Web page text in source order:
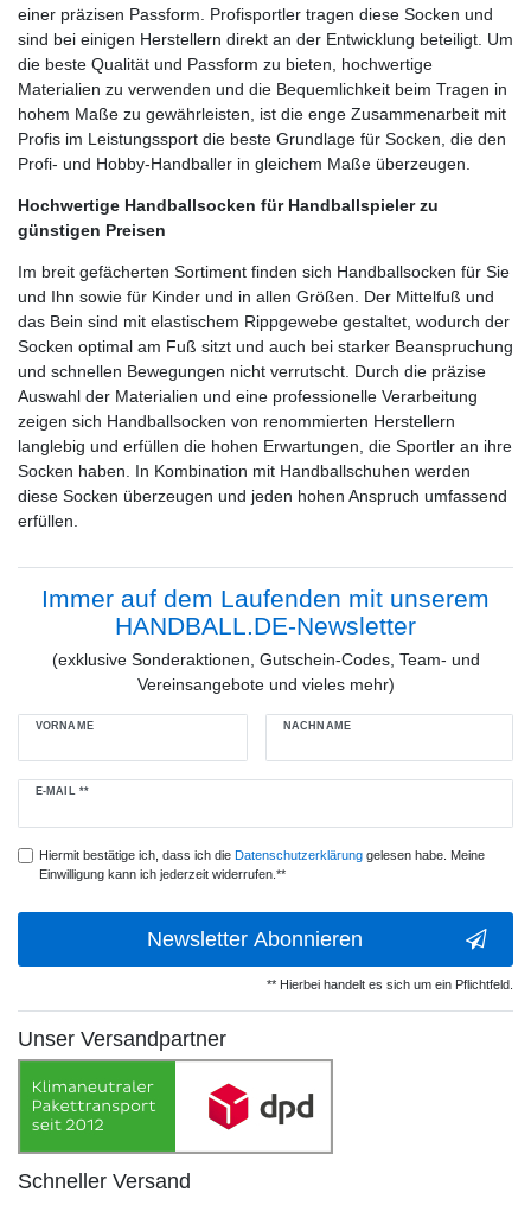
einer präzisen Passform. Profisportler tragen diese Socken und
sind bei einigen Herstellern direkt an der Entwicklung beteiligt. Um
die beste Qualität und Passform zu bieten, hochwertige
Materialien zu verwenden und die Bequemlichkeit beim Tragen in
hohem Maße zu gewährleisten, ist die enge Zusammenarbeit mit
Profis im Leistungssport die beste Grundlage für Socken, die den
Profi- und Hobby-Handballer in gleichem Maße überzeugen.
Hochwertige Handballsocken für Handballspieler zu
günstigen Preisen
Im breit gefächerten Sortiment finden sich Handballsocken für Sie
und Ihn sowie für Kinder und in allen Größen. Der Mittelfuß und
das Bein sind mit elastischem Rippgewebe gestaltet, wodurch der
Socken optimal am Fuß sitzt und auch bei starker Beanspruchung
und schnellen Bewegungen nicht verrutscht. Durch die präzise
Auswahl der Materialien und eine professionelle Verarbeitung
zeigen sich Handballsocken von renommierten Herstellern
langlebig und erfüllen die hohen Erwartungen, die Sportler an ihre
Socken haben. In Kombination mit Handballschuhen werden
diese Socken überzeugen und jeden hohen Anspruch umfassend
erfüllen.
Immer auf dem Laufenden mit unserem
HANDBALL.DE-Newsletter
(exklusive Sonderaktionen, Gutschein-Codes, Team- und
Vereinsangebote und vieles mehr)
VORNAME NACHNAME
E-MAIL **
Newsletter
Hiermit bestätige ich, dass ich die Daten­schutz­erklärunggelesen habe. Meine
Einwilligung kann ich jederzeit widerrufen.**
Newsletter Abonnieren
** Hierbei handelt es sich um ein Pflichtfeld.
Unser Versandpartner
Schneller Versand